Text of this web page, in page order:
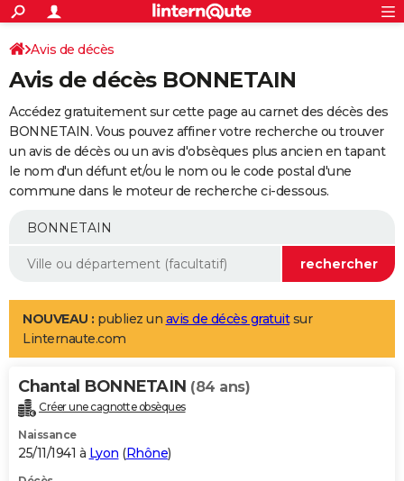
ACTUALITÉS
Politique
Société
Faits Divers
Education
Monde
Villes
+
SPORT
Coupe du monde 2026
Football
Tennis
Cyclisme
Rugby
Forum
Programme TV
TNT
Streaming
Cinéma
Sorties cinéma
Musique
+
FINANCE
Impôts
Immobilier
Risques naturels par ville
Banque
Assurance
Crédit
AUTO
Essais
Réserver un essai
Citadines
Berlines
SUV
Forum auto
+
Mobiles
Meilleur smartphone
Internet
Ordinateurs
Jeux vidéo
Guide high-tech
Aménagement intérieur
LIFESTYLE
Art de vivre
Bien-être
Loisirs
Mode
Modes de vie
Alimentation
Guide de la santé
Maladies
Médicaments
Sommeil
VOYAGE
Destinations
City break
Voyage nature
Voyage de noces
Forum
Climat
+PHOTO
GUIDES D'ACHAT
Avis de décès
Avis de décès BONNETAIN
Accédez gratuitement sur cette page au carnet des décès des
BONNETAIN. Vous pouvez affiner votre recherche ou trouver
un avis de décès ou un avis d'obsèques plus ancien en tapant
le nom d'un défunt et/ou le nom ou le code postal d'une
commune dans le moteur de recherche ci-dessous.
NOUVEAU : publiez un avis de décès gratuitsur
Linternaute.com
Chantal BONNETAIN (84 ans)
Créer une cagnotte obsèques
Naissance
25/11/1941 à Lyon (Rhône)